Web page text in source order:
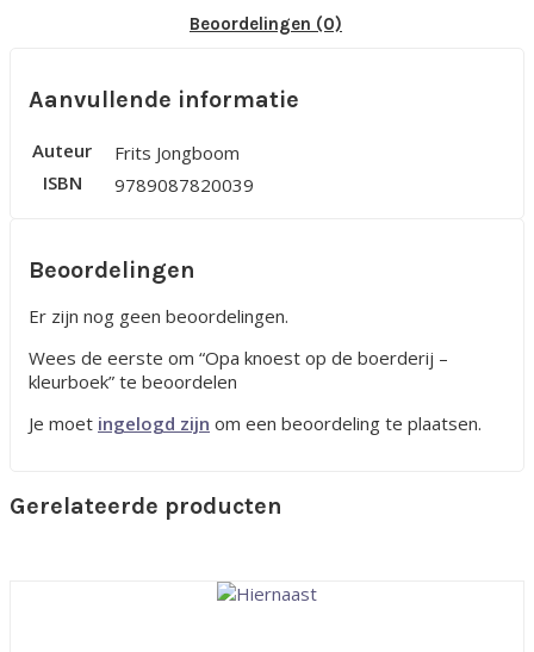
Beoordelingen (0)
Aanvullende informatie
Auteur
Frits Jongboom
ISBN
9789087820039
Beoordelingen
Er zijn nog geen beoordelingen.
Wees de eerste om “Opa knoest op de boerderij –
kleurboek” te beoordelen
Je moet ingelogd zijn om een beoordeling te plaatsen.
Gerelateerde producten